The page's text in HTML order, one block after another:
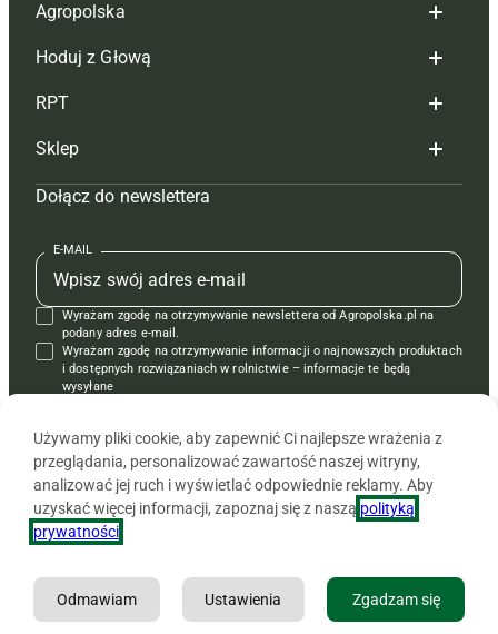
Agropolska
Redakcja
Reklama
Tagi
Mapa serwisu
Kontakt
Regulamin
Polityka prywatności
Hoduj z Głową
Hoduj z głową bydło
Hoduj z głową świnie
Prenumerata
Redakcja
Kontakt
Reklama
RPT
Redakcja
Prenumerata
Reklama
Kontakt
Krzyżówki
Sklep
Czasopisma i prenumerata
Książki
Regulamin
Dołącz do newslettera
E-MAIL
Wyrażam zgodę na otrzymywanie newslettera od Agropolska.pl na
podany adres e-mail.
Wyrażam zgodę na otrzymywanie informacji o najnowszych produktach
i dostępnych rozwiązaniach w rolnictwie – informacje te będą
wysyłane
Copyright © 2026 Agencja Promocji Rolnictwa i Agrobiznesu APRA
Używamy pliki cookie, aby zapewnić Ci najlepsze wrażenia z
przeglądania, personalizować zawartość naszej witryny,
analizować jej ruch i wyświetlać odpowiednie reklamy. Aby
uzyskać więcej informacji, zapoznaj się z naszą polityką
prywatności
Zgadzam się
Ustawienia
Odmawiam